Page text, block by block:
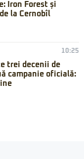
Iron Forest și
la Cernobîl
10:25
trei decenii de
campanie oficială: